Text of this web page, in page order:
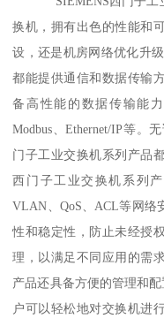
换机，拥有出色的性能和
设，还是机房网络优化升
都能提供通信和数据传输
备高性能的数据传输能
Modbus、Ethernet/IP等。
门子工业交换机系列产品
西门子工业交换机系列
VLAN、QoS、ACL等网络
性和稳定性，防止未经授
理，以满足不同应用的需
产品还具备方便的管理和
户可以轻松地对交换机进